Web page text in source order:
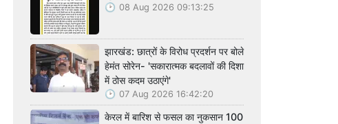
08 Aug 2026 09:13:25
झारखंड: छात्रों के विरोध प्रदर्शन पर बोले
हेमंत सोरेन- 'सकारात्मक बदलावों की दिशा
में ठोस कदम उठाएंगे'
07 Aug 2026 16:42:20
केरल में बारिश से फसल का नुकसान 100